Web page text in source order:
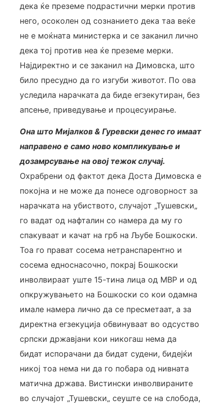
дека ќе преземе подрастични мерки против
него, осоколен од сознанието дека таа веќе
не е моќната министерка и се заканил лично
дека тој против неа ќе преземе мерки.
Најдиректно и се заканил на Димовска, што
било пресудно да го изгуби животот. По ова
уследила нарачката да биде егзекутиран, без
апсење, приведување и процесуирање.
Она што Мијалков & Гуревски денес го имаат
направено е само ново компликување и
дозамрсување на овој тежок случај.
Охрабрени од фактот дека Доста Димовска е
покојна и не може да понесе одговорност за
нарачката на убиството, случајот „Тушевски„
го вадат од нафталин со намера да му го
спакуваат и качат на грб на Љубе Бошкоски.
Тоа го прават сосема нетранспарентно и
сосема едноснасочно, покрај Бошкоски
инволвираат уште 15-тина лица од МВР и од
опкружувањето на Бошкоски со кои одамна
имале намера лично да се пресметаат, а за
директна егзекуција обвинуваат во одсуство
српски државјани кои никогаш нема да
бидат испорачани да бидат судени, бидејќи
никој тоа нема ни да го побара од нивната
матична држава. Вистински инволвираните
во случајот „Тушевски„ сеуште се на слобода,